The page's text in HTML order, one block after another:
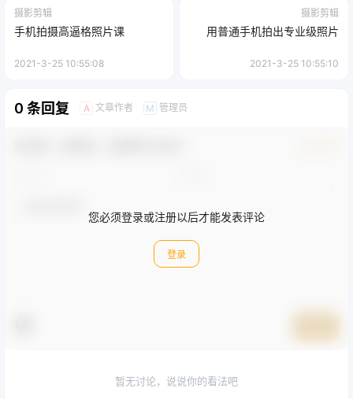
摄影剪辑
手机拍摄高逼格照片课
2021-3-25 10:55:08
摄影剪辑
用普通手机拍出专业级照片
2021-3-25 10:55:10
0 条回复 A 文章作者 M 管理员
您必须登录或注册以后才能发表评论
登录
暂无讨论，说说你的看法吧